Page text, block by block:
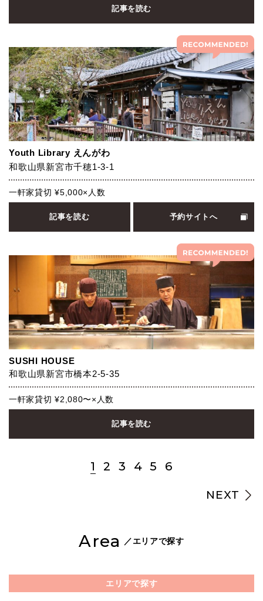
記事を読む
Youth Library えんがわ
和歌山県新宮市千穂1-3-1
一軒家貸切 ¥5,000×人数
記事を読む 予約サイトへ
SUSHI HOUSE
和歌山県新宮市橋本2-5-35
一軒家貸切 ¥2,080〜×人数
記事を読む
1 2 3 4 5 6
NEXT
Area ／エリアで探す
エリアで探す